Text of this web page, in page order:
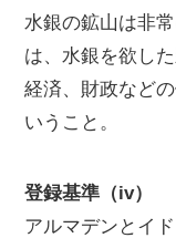
水銀の鉱山は非
は、水銀を欲し
経済、財政など
いうこと。
登録基準（iv）
アルマデンとイ